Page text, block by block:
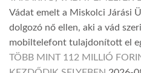
Vádat emelt a Miskolci Járási
dolgozó nő ellen, aki a vád
mobiltelefont tulajdonított el
TÖBB MINT 112 MILLIÓ